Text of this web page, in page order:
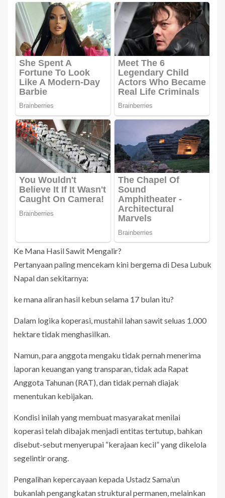
Ke Mana Hasil Sawit Mengalir?
Pertanyaan paling mencekam kini bergema di Desa Lubuk
Napal dan sekitarnya:
ke mana aliran hasil kebun selama 17 bulan itu?
Dalam logika koperasi, mustahil lahan sawit seluas 1.000
hektare tidak menghasilkan.
Namun, para anggota mengaku tidak pernah menerima
laporan keuangan yang transparan, tidak ada Rapat
Anggota Tahunan (RAT), dan tidak pernah diajak
menentukan kebijakan.
Kondisi inilah yang membuat masyarakat menilai
koperasi telah dibajak menjadi entitas tertutup, bahkan
disebut-sebut menyerupai “kerajaan kecil” yang dikelola
segelintir orang.
Pengalihan kepercayaan kepada Ustadz Sama’un
bukanlah pengangkatan struktural permanen, melainkan